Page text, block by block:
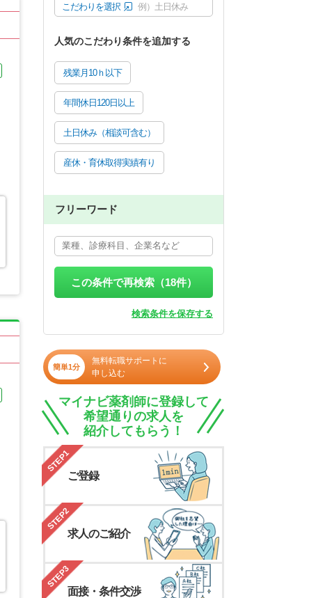
こだわりを選択 例）土日休み
人気のこだわり条件を追加する
残業月10ｈ以下
年間休日120日以上
土日休み（相談可含む）
産休・育休取得実績有り
フリーワード
この条件で再検索（18件）
検索条件を保存する
簡単1分
無料転職サポートに
申し込む
マイナビ薬剤師に登録して
希望通りの求人を
紹介してもらう！
STEP1
ご登録
STEP2
求人のご紹介
STEP3
面接・条件交渉